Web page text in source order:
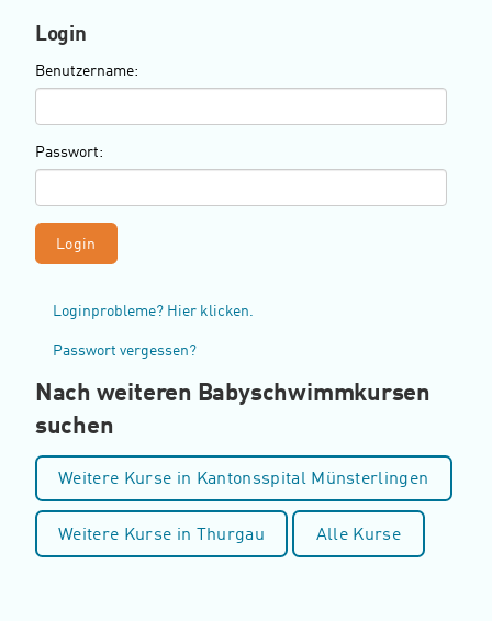
Login
Benutzername:
Passwort:
Loginprobleme? Hier klicken.
Passwort vergessen?
Nach weiteren Babyschwimmkursen
suchen
Weitere Kurse in Kantonsspital Münsterlingen
Weitere Kurse in Thurgau Alle Kurse